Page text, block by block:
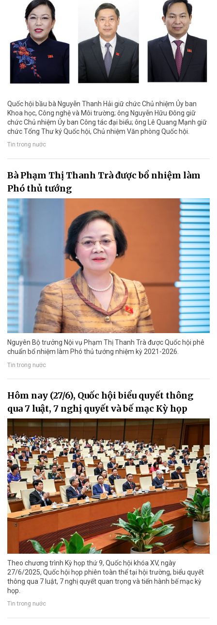
Quốc hội bầu bà Nguyễn Thanh Hải giữ chức Chủ nhiệm Ủy ban
Khoa học, Công nghệ và Môi trường; ông Nguyễn Hữu Đông giữ
chức Chủ nhiệm Ủy ban Công tác đại biểu; ông Lê Quang Mạnh giữ
chức Tổng Thư ký Quốc hội, Chủ nhiệm Văn phòng Quốc hội.
Tin trong nước
Bà Phạm Thị Thanh Trà được bổ nhiệm làm
Phó thủ tướng
Nguyên Bộ trưởng Nội vụ Phạm Thị Thanh Trà được Quốc hội phê
chuẩn bổ nhiệm làm Phó thủ tướng nhiệm kỳ 2021-2026.
Tin trong nước
Hôm nay (27/6), Quốc hội biểu quyết thông
qua 7 luật, 7 nghị quyết và bế mạc Kỳ họp
Theo chương trình Kỳ họp thứ 9, Quốc hội khóa XV, ngày
27/6/2025, Quốc hội họp phiên toàn thể tại hội trường, biểu quyết
thông qua 7 luật, 7 nghị quyết quan trọng và tiến hành bế mạc kỳ
họp.
Tin trong nước